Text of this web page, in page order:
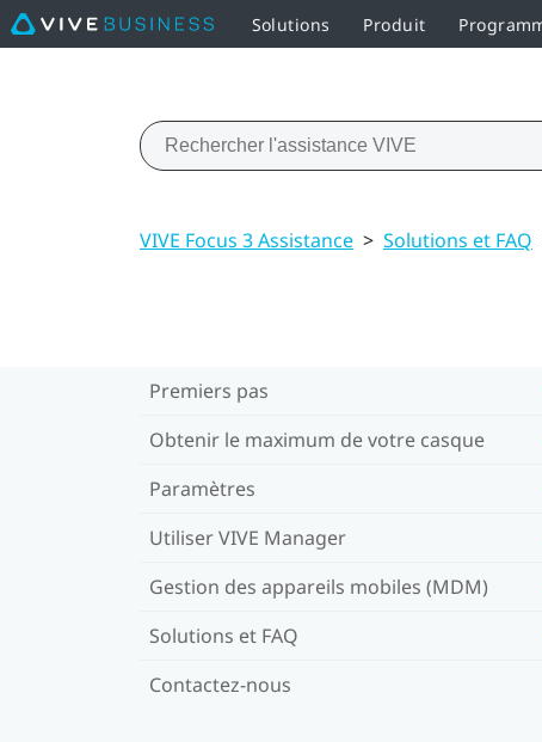
Solutions Produit
VIVE Focus 3 Assistance > Solutions et FAQ
Premiers pas
Obtenir le maximum de votre casque
Paramètres
Utiliser VIVE Manager
Gestion des appareils mobiles (MDM)
Solutions et FAQ
Contactez-nous